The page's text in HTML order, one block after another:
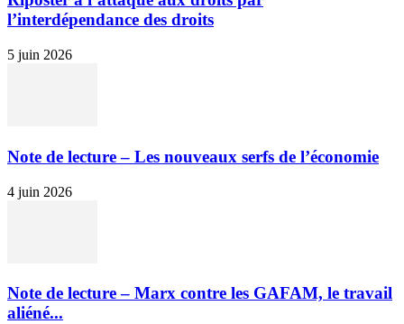
l’interdépendance des droits
5 juin 2026
Note de lecture – Les nouveaux serfs de l’économie
4 juin 2026
Note de lecture – Marx contre les GAFAM, le travail
aliéné...